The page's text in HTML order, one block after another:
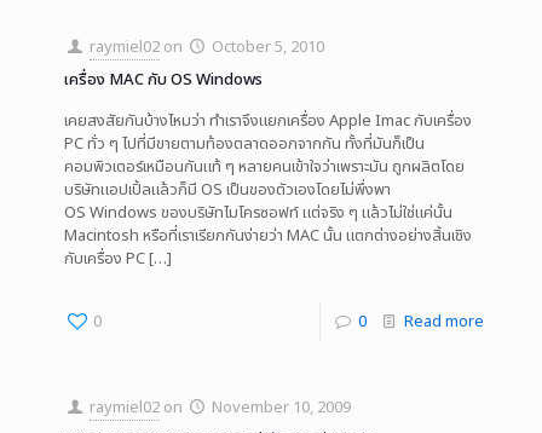
raymiel02 on
October 5, 2010
เครื่อง MAC กับ OS Windows
เคยสงสัยกันบ้างไหมว่า ทำเราจึงแยกเครื่อง Apple Imac กับเครื่อง
PC ทั่ว ๆ ไปที่มีขายตามท้องตลาดออกจากกัน ทั้งที่มันก็เป็น
คอมพิวเตอร์เหมือนกันแท้ ๆ หลายคนเข้าใจว่าเพราะมัน ถูกผลิตโดย
บริษัทแอปเปิ้ลแล้วก็มี OS เป็นของตัวเองโดยไม่พึ่งพา
OS Windows ของบริษัทไมโครซอฟท์ แต่จริง ๆ แล้วไม่ใช่แค่นั้น
Macintosh หรือที่เราเรียกกันง่ายว่า MAC นั้น แตกต่างอย่างสิ้นเชิง
กับเครื่อง PC[…]
0 0 Read more
raymiel02 on
November 10, 2009